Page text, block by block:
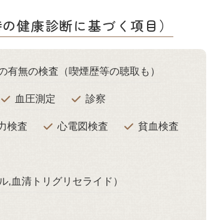
康診断に基づく項目）
有無の検査（喫煙歴等の聴取も）
血圧測定 診察
検査 心電図検査 貧血検査
,血清トリグリセライド）